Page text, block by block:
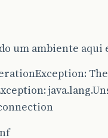
um ambiente